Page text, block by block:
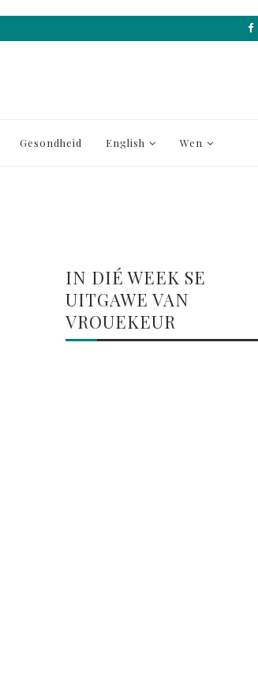
Gesondheid English Wen
IN DIÉ WEEK SE
UITGAWE VAN
VROUEKEUR